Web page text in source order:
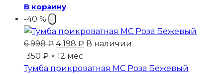
В корзину
-40 %
6 998₽ Первоначальная
цена
составляла
4 198 ₽ Текущая
4
В наличии
350 ₽ × 12 мес
Тумба прикроватная МС Роза Бежевый